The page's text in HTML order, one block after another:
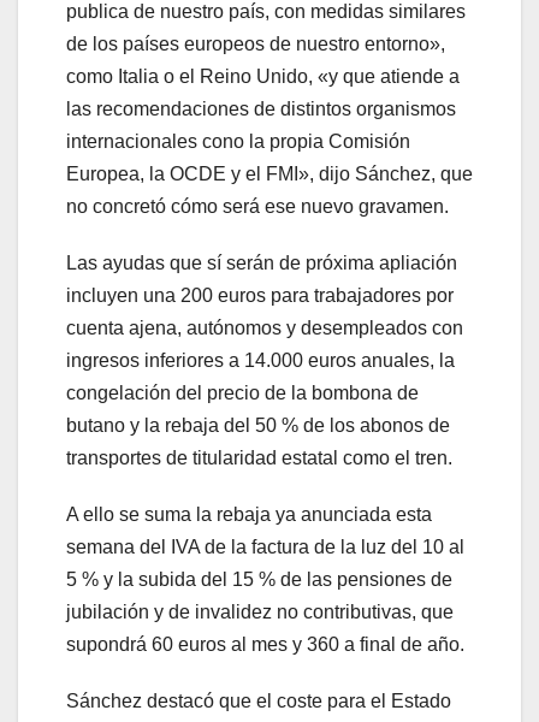
publica de nuestro país, con medidas similares
de los países europeos de nuestro entorno»,
como Italia o el Reino Unido, «y que atiende a
las recomendaciones de distintos organismos
internacionales cono la propia Comisión
Europea, la OCDE y el FMI», dijo Sánchez, que
no concretó cómo será ese nuevo gravamen.
Las ayudas que sí serán de próxima apliación
incluyen una 200 euros para trabajadores por
cuenta ajena, autónomos y desempleados con
ingresos inferiores a 14.000 euros anuales, la
congelación del precio de la bombona de
butano y la rebaja del 50 % de los abonos de
transportes de titularidad estatal como el tren.
A ello se suma la rebaja ya anunciada esta
semana del IVA de la factura de la luz del 10 al
5 % y la subida del 15 % de las pensiones de
jubilación y de invalidez no contributivas, que
supondrá 60 euros al mes y 360 a final de año.
Sánchez destacó que el coste para el Estado